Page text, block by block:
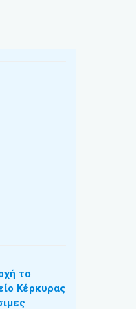
το
Κέρκυρας